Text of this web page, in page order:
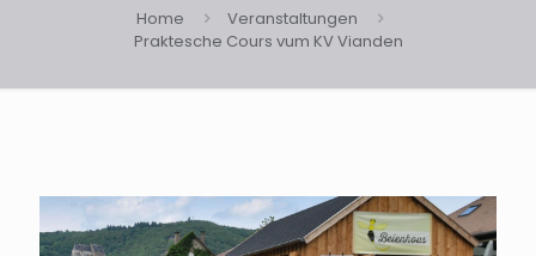
Home
Veranstaltungen
Praktesche Cours vum KV Vianden